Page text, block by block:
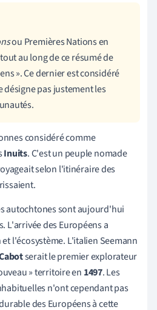
ou Premières Nations en
au long de ce résumé de
». Ce dernier est considéré
pas justement les
considéré comme
Inuits. C'est un peuple nomade
selon l'itinéraire des
autochtones sont aujourd'hui
L'arrivée des Européens a
l'écosystème. L'italien Seemann
serait le premier explorateur
»territoire en 1497. Les
n'ont cependant pas
des Européens à cette